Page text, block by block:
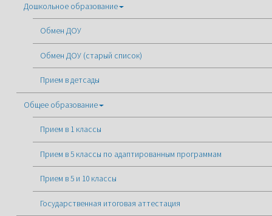
Дошкольное образование
Обмен ДОУ
Обмен ДОУ (старый список)
Прием в детсады
Общее образование
Прием в 1 классы
Прием в 5 классы по адаптированным программам
Прием в 5 и 10 классы
Государственная итоговая аттестация